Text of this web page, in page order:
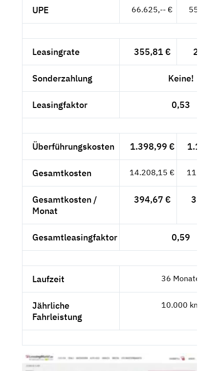
UPE 66.625,-- €
Leasingrate 355,81 €
Sonderzahlung Keine!
Leasingfaktor 0,53
Überführungskosten 1.398,99 €
Gesamtkosten 14.208,15 €
Gesamtkosten /
Monat
394,67 €
Gesamtleasingfaktor 0,59
Laufzeit 36 Monate
Jährliche
Fahrleistung
10.000 km